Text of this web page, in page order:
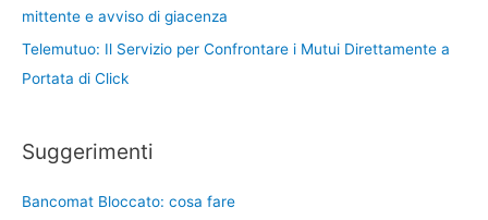
mittente e avviso di giacenza
Telemutuo: Il Servizio per Confrontare i Mutui Direttamente a
Portata di Click
Suggerimenti
Bancomat Bloccato: cosa fare